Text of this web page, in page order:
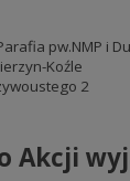
pw.NMP i
Koźle
2
Akcji